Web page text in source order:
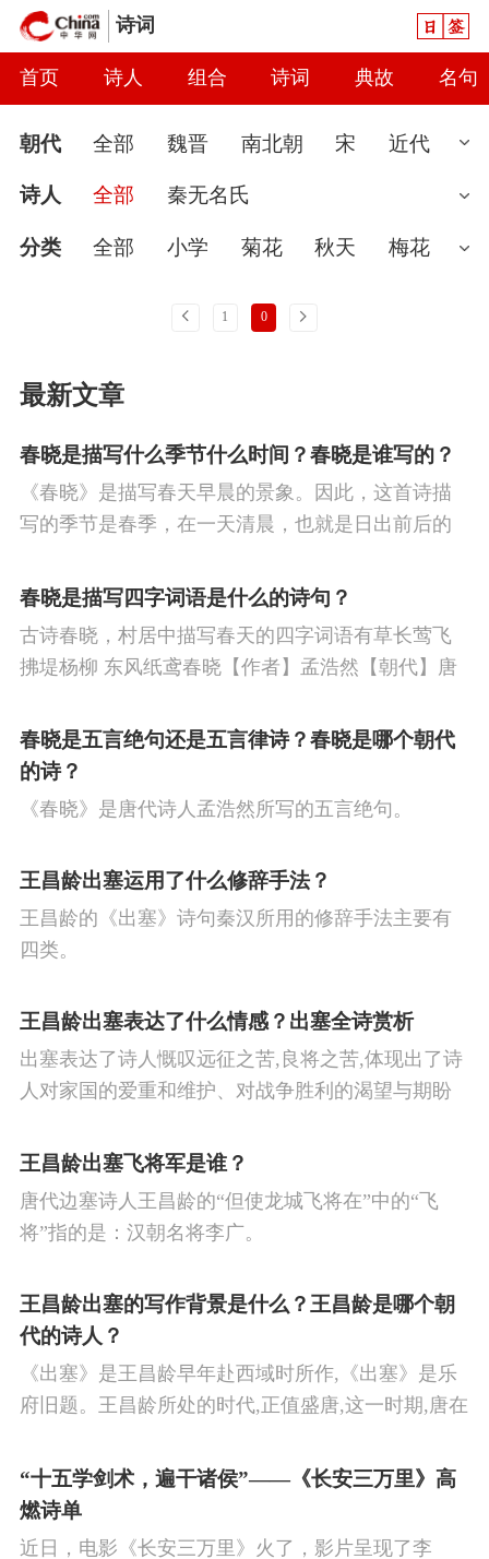
诗词
首页 诗人 组合 诗词 典故 名句
朝代 全部 魏晋 南北朝 宋 近代
先秦 现代 汉 唐
隋 秦 明 金 辽 五代 两汉
诗人 全部 秦无名氏
分类 全部 小学 菊花 秋天 梅花
怀古
理 豪放
讽刺 思念 闺怨 友情 月亮 重阳
节 人生 寒食节 悼亡 赞美 高中
独 思乡 夏天 爱情 元宵节
战争 风 寓理 劳动 励志 马 边
酬 羁旅
1 0
下一页
最新文章
春晓是描写什么季节什么时间？春晓是谁写的？
《春晓》是描写春天早晨的景象。因此，这首诗描
写的季节是春季，在一天清晨，也就是日出前后的
春晓是描写四字词语是什么的诗句？
古诗春晓，村居中描写春天的四字词语有草长莺飞
拂堤杨柳 东风纸鸢春晓【作者】孟浩然【朝代】唐
少。译文春日里贪睡不知不觉天已破晓，搅乱我酣
眠的是那啁啾的小鸟。
春晓是五言绝句还是五言律诗？春晓是哪个朝代
的诗？
《春晓》是唐代诗人孟浩然所写的五言绝句。
王昌龄出塞运用了什么修辞手法？
王昌龄的《出塞》诗句秦汉所用的修辞手法主要有
四类。
王昌龄出塞表达了什么情感？出塞全诗赏析
出塞表达了诗人慨叹远征之苦,良将之苦,体现出了诗
人对家国的爱重和维护、对战争胜利的渴望与期盼
日平息边塞战争,使国家得到安宁,让人民过上安定生
王昌龄出塞飞将军是谁？
唐代边塞诗人王昌龄的“但使龙城飞将在”中的“飞
将”指的是：汉朝名将李广。
王昌龄出塞的写作背景是什么？王昌龄是哪个朝
代的诗人？
《出塞》是王昌龄早年赴西域时所作,《出塞》是乐
府旧题。王昌龄所处的时代,正值盛唐,这一时期,唐在
的作品中,多能体现一种慷慨激昂的向上精神,和克敌
制胜的强烈自信。 同时,频繁的边塞战争,也使人民不
“十五学剑术，遍干诸侯”——《长安三万里》高
燃诗单
近日，电影《长安三万里》火了，影片呈现了李